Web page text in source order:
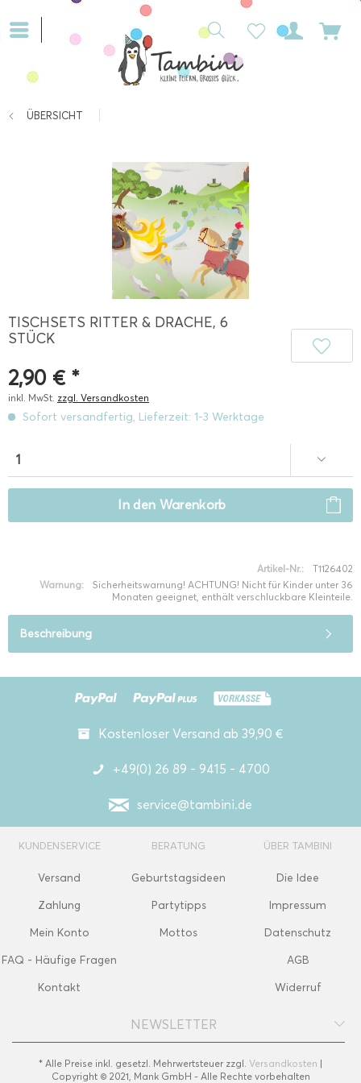
ÜBERSICHT
TISCHSETS RITTER & DRACHE, 6
STÜCK
2,90 € *
inkl. MwSt. zzgl. Versandkosten
Sofort versandfertig, Lieferzeit: 1-3 Werktage
In den Warenkorb
Artikel-Nr.:
T1126402
Warnung:
Sicherheitswarnung! ACHTUNG! Nicht für Kinder unter 36
Monaten geeignet, enthält verschluckbare Kleinteile.
Beschreibung
Kostenloser Versand ab 39,90 €
+49(0) 26 89 - 9415 - 4700
service@tambini.de
KUNDENSERVICE
Versand
Zahlung
Mein Konto
FAQ - Häufige Fragen
Kontakt
BERATUNG
Geburtstagsideen
Partytipps
Mottos
ÜBER TAMBINI
Die Idee
Impressum
Datenschutz
AGB
Widerruf
NEWSLETTER
* Alle Preise inkl. gesetzl. Mehrwertsteuer zzgl. Versandkosten |
Copyright © 2021, Mank GmbH - Alle Rechte vorbehalten